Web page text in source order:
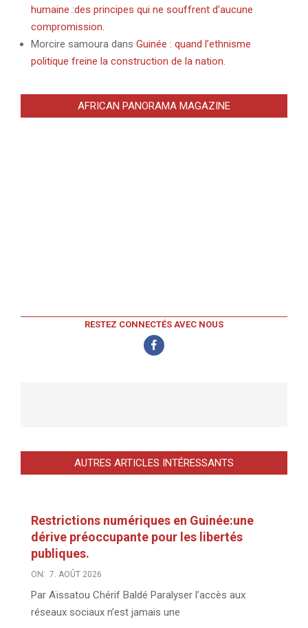
humaine :des principes qui ne souffrent d’aucune
compromission.
Morcire samoura dans Guinée : quand l’ethnisme
politique freine la construction de la nation.
AFRICAN PANORAMA MAGAZINE
RESTEZ CONNECTÉS AVEC NOUS
AUTRES ARTICLES INTÉRESSANTS
Restrictions numériques en Guinée:une
dérive préoccupante pour les libertés
publiques.
ON: 7. AOÛT 2026
Par Aïssatou Chérif Baldé Paralyser l’accès aux
réseaux sociaux n’est jamais une